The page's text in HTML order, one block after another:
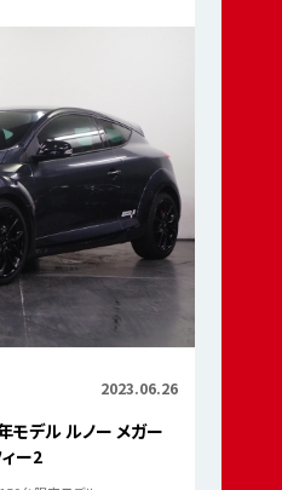
2023.06.26
モデル ルノー メガー
ー2